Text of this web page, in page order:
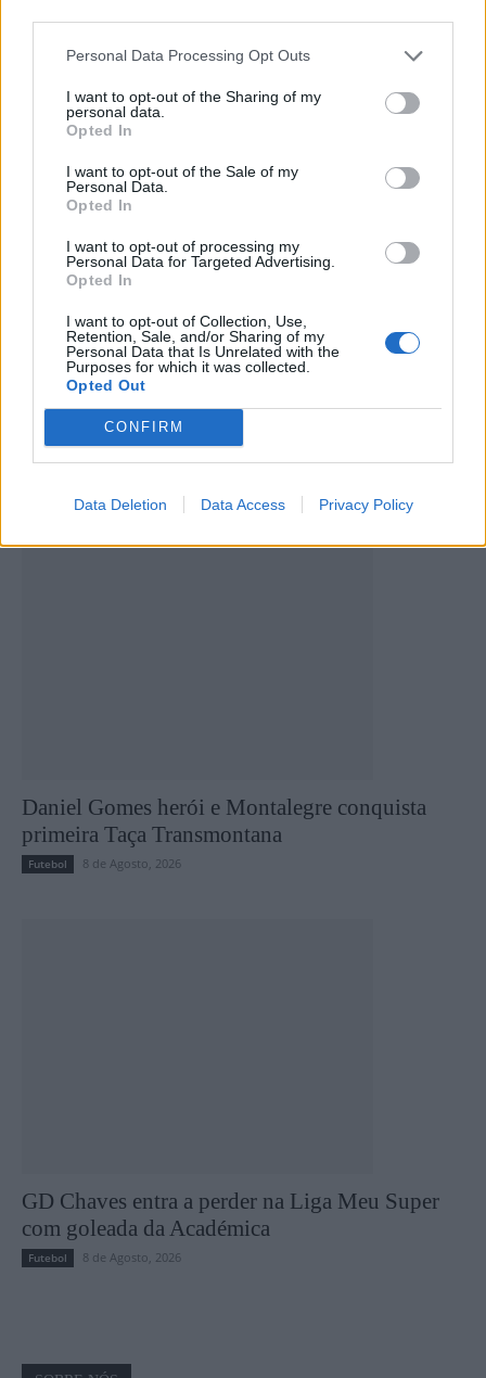
Personal Data Processing Opt Outs
I want to opt-out of the Sharing of my
personal data.
Opted In
I want to opt-out of the Sale of my
Personal Data.
Opted In
I want to opt-out of processing my
Personal Data for Targeted Advertising.
Opted In
I want to opt-out of Collection, Use,
Retention, Sale, and/or Sharing of my
Personal Data that Is Unrelated with the
Purposes for which it was collected.
Opted Out
CONFIRM
Data Deletion Data Access Privacy Policy
Quatro defesas, um penálti e uma tarde para a
história: Daniel Gomes foi gigante em Valpaços
8 de Agosto, 2026
Daniel Gomes herói e Montalegre conquista
primeira Taça Transmontana
Futebol 8 de Agosto, 2026
GD Chaves entra a perder na Liga Meu Super
com goleada da Académica
Futebol 8 de Agosto, 2026